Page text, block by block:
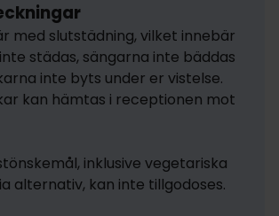
med slutstädning, vilket innebär
städas, sängarna inte bäddas
inte byts under er vistelse.
kan hämtas i receptionen mot
inklusive vegetariska
alternativ, kan inte tillgodoses.